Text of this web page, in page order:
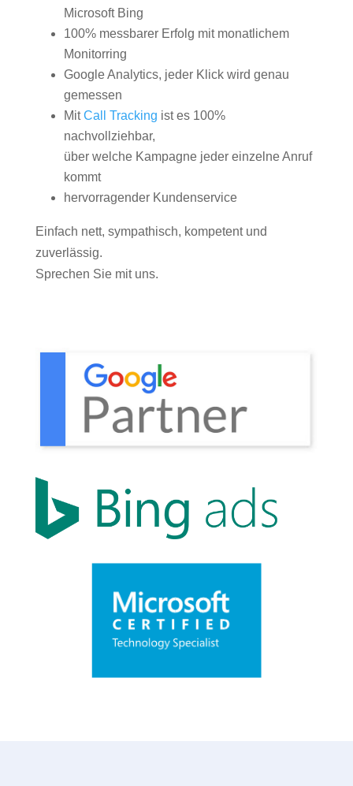
Microsoft Bing
100% messbarer Erfolg mit monatlichem
Monitorring
Google Analytics, jeder Klick wird genau
gemessen
MitCall Tracking ist es 100%
nachvollziehbar,
über welche Kampagne jeder einzelne Anruf
kommt
hervorragender Kundenservice
Einfach nett, sympathisch, kompetent und
zuverlässig.
Sprechen Sie mit uns.